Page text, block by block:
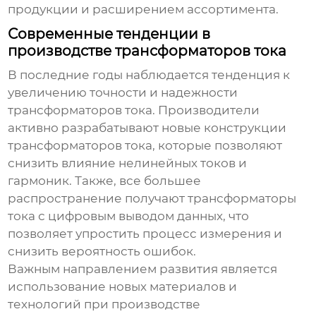
продукции и расширением ассортимента.
Современные тенденции в
производстве трансформаторов тока
В последние годы наблюдается тенденция к
увеличению точности и надежности
трансформаторов тока. Производители
активно разрабатывают новые конструкции
трансформаторов тока, которые позволяют
снизить влияние нелинейных токов и
гармоник. Также, все большее
распространение получают трансформаторы
тока с цифровым выводом данных, что
позволяет упростить процесс измерения и
снизить вероятность ошибок.
Важным направлением развития является
использование новых материалов и
технологий при производстве